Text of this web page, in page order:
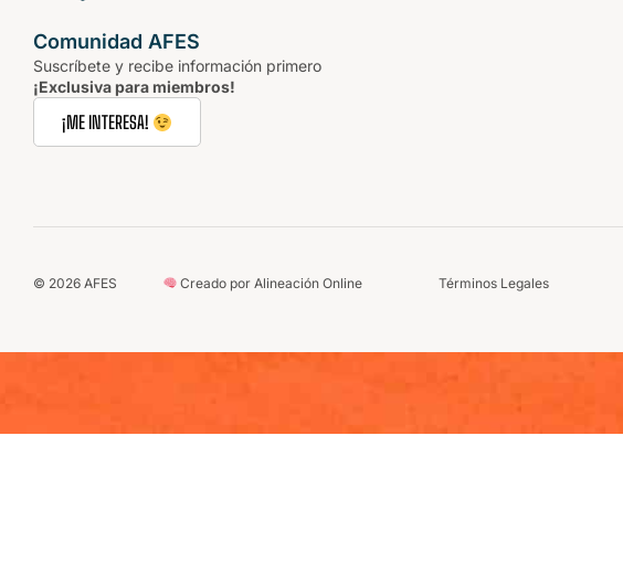
Comunidad AFES
Suscríbete y recibe información primero
¡Exclusiva para miembros!
¡ME INTERESA!
© 2026 AFES Creado por Alineación Online Términos Legales